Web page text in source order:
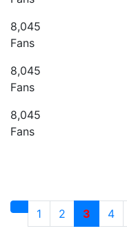
8,045
Fans
8,045
Fans
8,045
Fans
1 2 3 4